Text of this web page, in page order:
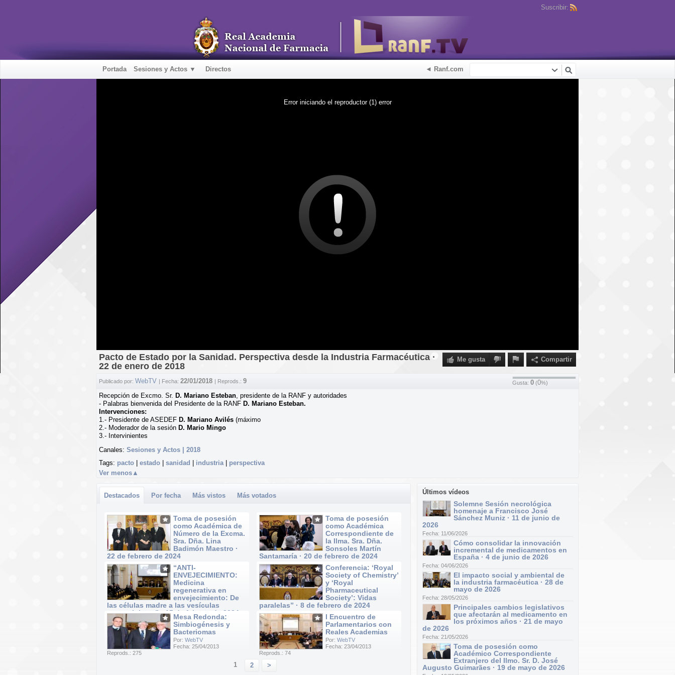
Suscribir:
Portada Sesiones y Actos ▼ Directos ◄ Ranf.com
Error iniciando el reproductor (1) error
Me gusta Compartir
Pacto de Estado por la Sanidad. Perspectiva desde la Industria Farmacéutica ·
22 de enero de 2018
Gusta: 0 (0%)
Publicado por: WebTV | Fecha: 22/01/2018 | Reprods.: 9
Ver menos ▲
Recepción de Excmo. Sr. D. Mariano Esteban, presidente de la RANF y autoridades
- Palabras bienvenida del Presidente de la RANF D. Mariano Esteban.
Intervenciones:
1.- Presidente de ASEDEF D. Mariano Avilés (máximo
2.- Moderador de la sesión D. Mario Mingo
3.- Intervinientes
Canales: Sesiones y Actos | 2018
Tags: pacto estado sanidad industria perspectiva
Últimos vídeos
Solemne Sesión necrológica
homenaje a Francisco José
Sánchez Muniz · 11 de junio de
2026
Fecha: 11/06/2026
Cómo consolidar la innovación
incremental de medicamentos en
España · 4 de junio de 2026
Fecha: 04/06/2026
El impacto social y ambiental de
la industria farmacéutica · 28 de
mayo de 2026
Fecha: 28/05/2026
Principales cambios legislativos
que afectarán al medicamento en
los próximos años · 21 de mayo
de 2026
Fecha: 21/05/2026
Toma de posesión como
Académico Correspondiente
Extranjero del Ilmo. Sr. D. José
Augusto Guimarães · 19 de mayo de 2026
Destacados Por fecha Más vistos Más votados
Toma de posesión
como Académica de
Número de la Excma.
Sra. Dña. Lina
Badimón Maestro ·
22 de febrero de 2024
Por:WebTV
Fecha: 22/02/2024
Reprods.: 40
Toma de posesión
como Académica
Correspondiente de
la Ilma. Sra. Dña.
Sonsoles Martín
Santamaría · 20 de febrero de 2024
Por:WebTV
Fecha: 20/02/2024
Reprods.: 52
“ANTI-
ENVEJECIMIENTO:
Medicina
regenerativa en
envejecimiento: De
las células madre a las vesículas
extracelulares” · 15 de febrero de 2024
Por:WebTV
Fecha: 15/02/2024
Reprods.: 37
Conferencia: ‘Royal
Society of Chemistry’
y ‘Royal
Pharmaceutical
Society’: Vidas
paralelas” · 8 de febrero de 2024
Por:WebTV
Fecha: 08/02/2024
Reprods.: 20
Mesa Redonda:
Simbiogénesis y
Bacteriomas
Por: WebTV
Fecha: 25/04/2013
Reprods.: 275
I Encuentro de
Parlamentarios con
Reales Academias
Por: WebTV
Fecha: 23/04/2013
Reprods.: 74
1 2 >